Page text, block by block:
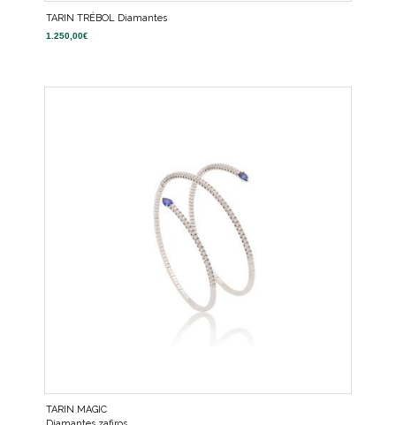
TARIN TRÉBOL Diamantes
1.250,00€
TARIN MAGIC